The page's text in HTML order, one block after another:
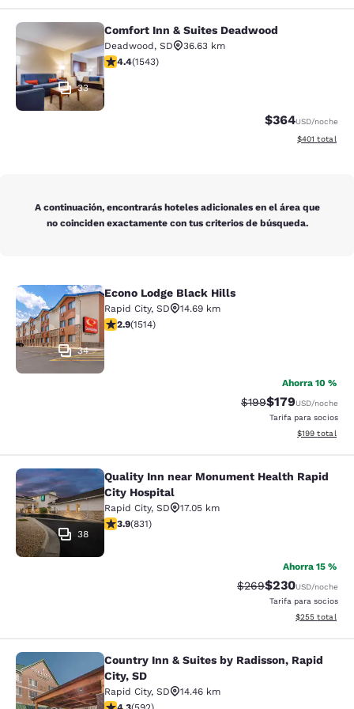
Comfort Inn & Suites Deadwood
33
Comfort Inn & Suites Deadwood
Deadwood, SD
36.63 km
calificación de 4.43 estrellas. Excelente. 1543 reseñas
4.4(1543)
$364USD/noche
Ver detalles
$401 total
A continuación, encontrarás hoteles adicionales en el área que
no coinciden exactamente con tus criterios de búsqueda.
Econo Lodge Black Hills
34
Econo Lodge Black Hills
Rapid City, SD
14.69 km
calificación de 2.92 estrellas. Feria. 1514 reseñas
2.9(1514)
Ahorra 10 %
Precio tachado:
$199Precio con
$179USD/noche
Tarifa para socios
Ver detalles
$199 total
Quality Inn near Monument Health
38
Quality Inn near Monument Health Rapid
City Hospital
Rapid City, SD
17.05 km
calificación de 3.92 estrellas. Bueno. 831 reseñas
3.9(831)
Ahorra 15 %
Precio tachado:
$269Precio con
$230USD/noche
Tarifa para socios
Ver detalles
$255 total
Country Inn & Suites by Radisson,
Country Inn & Suites by Radisson, Rapid
City, SD
Rapid City, SD
14.46 km
calificación de 4.33 estrellas. Excelente. 592 reseñas